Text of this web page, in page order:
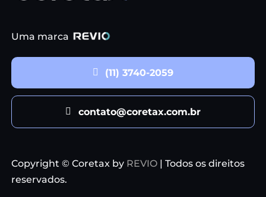
Uma marca
(11) 3740-2059
contato@coretax.com.br
Copyright © Coretax by REVIO| Todos os direitos
reservados.